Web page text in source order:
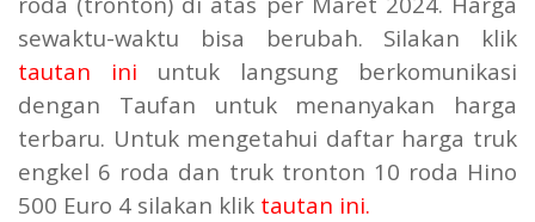
sewaktu-waktu bisa berubah. Silakan klik
tautan ini untuk langsung berkomunikasi
dengan Taufan untuk menanyakan harga
terbaru. Untuk mengetahui daftar harga truk
engkel 6 roda dan truk tronton 10 roda Hino
500 Euro 4 silakan klik tautan ini.